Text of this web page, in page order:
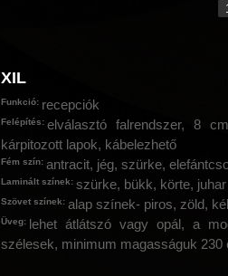
XIL
Funkció: recepciók
Felépítés: elválasztó falrendszer, 8
kárpitozott lapok, kábelezhető
Fém szín: antracit, jég, szürke,
Laminált színek: szürke, bükk, körte,
Szövet színek: alap színek- piros, zöld,
Üveg: lehet átlátszó vagy opál, a
szélesek, minimum magasságuk